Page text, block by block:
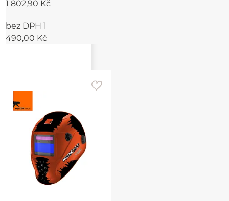
1 802,90 Kč
bez DPH 1
490,00 Kč